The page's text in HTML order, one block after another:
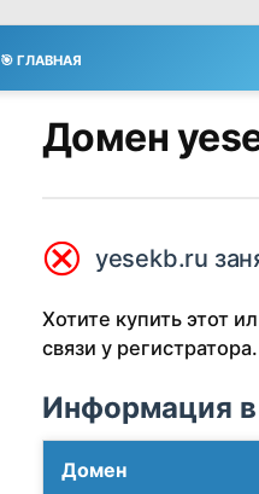
🎯 ГЛАВНАЯ
Домен
⮿ yesekb.ru
Хотите купить этот
связи у регистратора.
Информация в
Домен